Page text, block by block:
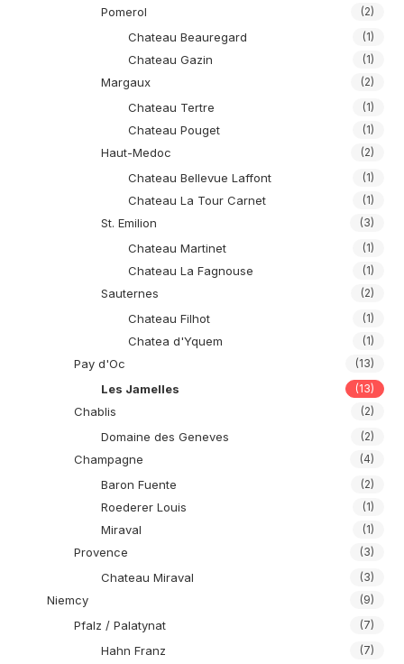
Pomerol (2)
Chateau Beauregard (1)
Chateau Gazin (1)
Margaux (2)
Chateau Tertre (1)
Chateau Pouget (1)
Haut-Medoc (2)
Chateau Bellevue Laffont (1)
Chateau La Tour Carnet (1)
St. Emilion (3)
Chateau Martinet (1)
Chateau La Fagnouse (1)
Sauternes (2)
Chateau Filhot (1)
Chatea d'Yquem (1)
Pay d'Oc (13)
Les Jamelles (13)
Chablis (2)
Domaine des Geneves (2)
Champagne (4)
Baron Fuente (2)
Roederer Louis (1)
Miraval (1)
Provence (3)
Chateau Miraval (3)
Niemcy (9)
Pfalz / Palatynat (7)
Hahn Franz (7)